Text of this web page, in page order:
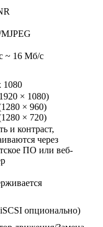
~ 16 Мб/с
1080
× 1080)
× 960)
× 720)
и контраст,
через
ПО или веб-
опционально)